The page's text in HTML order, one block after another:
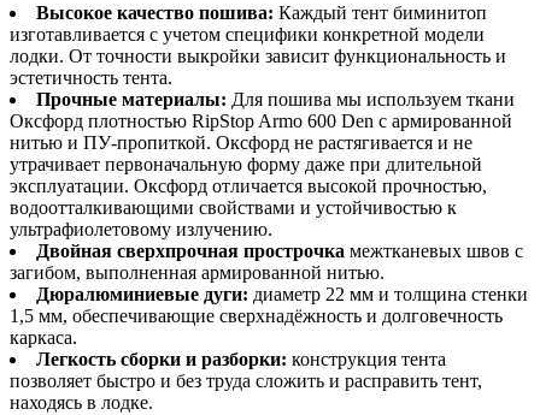
Высокое качество пошива: Каждый тент биминитоп
изготавливается с учетом специфики конкретной модели
лодки. От точности выкройки зависит функциональность и
эстетичность тента.
Прочные материалы: Для пошива мы используем ткани
Оксфорд плотностью RipStop Armo 600 Den с армированной
нитью и ПУ-пропиткой. Оксфорд не растягивается и не
утрачивает первоначальную форму даже при длительной
эксплуатации. Оксфорд отличается высокой прочностью,
водоотталкивающими свойствами и устойчивостью к
ультрафиолетовому излучению.
Двойная сверхпрочная прострочка межтканевых швов с
загибом, выполненная армированной нитью.
Дюралюминиевые дуги: диаметр 22 мм и толщина стенки
1,5 мм, обеспечивающие сверхнадёжность и долговечность
каркаса.
Легкость сборки и разборки: конструкция тента
позволяет быстро и без труда сложить и расправить тент,
находясь в лодке.